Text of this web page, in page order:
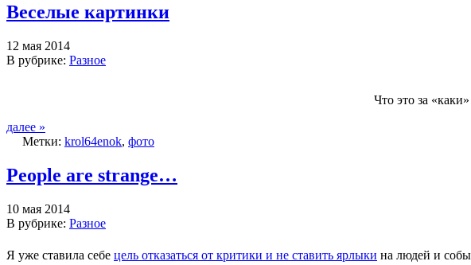
Веселые картинки
12 мая 2014
В рубрике: Разное
Что это за
далее »
Метки: krol64enok, фото
People are strange…
10 мая 2014
В рубрике: Разное
Я уже ставила себе цель отказаться от критики и не ставить ярлыки на людей и